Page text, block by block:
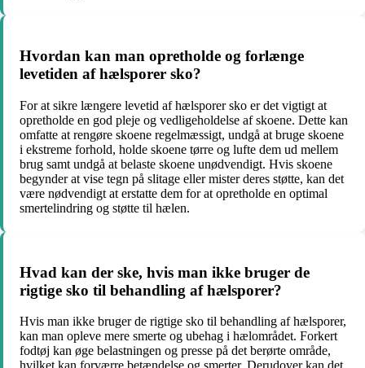
Hvordan kan man opretholde og forlænge
levetiden af hælsporer sko?
For at sikre længere levetid af hælsporer sko er det vigtigt at
opretholde en god pleje og vedligeholdelse af skoene. Dette kan
omfatte at rengøre skoene regelmæssigt, undgå at bruge skoene
i ekstreme forhold, holde skoene tørre og lufte dem ud mellem
brug samt undgå at belaste skoene unødvendigt. Hvis skoene
begynder at vise tegn på slitage eller mister deres støtte, kan det
være nødvendigt at erstatte dem for at opretholde en optimal
smertelindring og støtte til hælen.
Hvad kan der ske, hvis man ikke bruger de
rigtige sko til behandling af hælsporer?
Hvis man ikke bruger de rigtige sko til behandling af hælsporer,
kan man opleve mere smerte og ubehag i hælområdet. Forkert
fodtøj kan øge belastningen og presse på det berørte område,